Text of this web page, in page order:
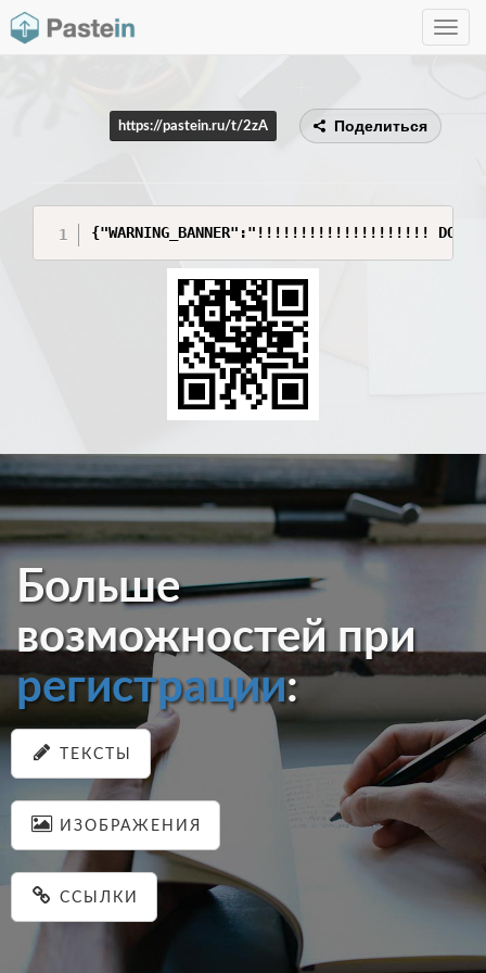
Toggle
https://pastein.ru/t/2zA Поделиться
{"WARNING_BANNER":"!!!!!!!!!!!!!!!!!!!! DO NOT SHARE
Больше
возможностей при
регистрации:
ТЕКСТЫ
ИЗОБРАЖЕНИЯ
ССЫЛКИ